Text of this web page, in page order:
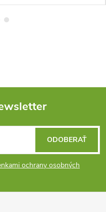
ochrany osobných
ODOBERAŤ